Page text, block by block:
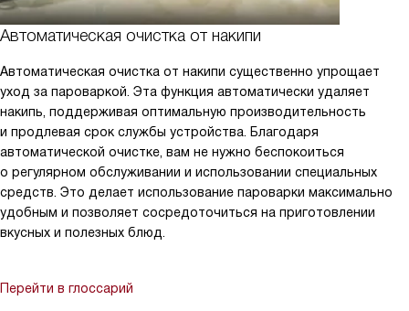
Автоматическая очистка от накипи
Автоматическая очистка от накипи существенно упрощает
уход за пароваркой. Эта функция автоматически удаляет
накипь, поддерживая оптимальную производительность
и продлевая срок службы устройства. Благодаря
автоматической очистке, вам не нужно беспокоиться
о регулярном обслуживании и использовании специальных
средств. Это делает использование пароварки максимально
удобным и позволяет сосредоточиться на приготовлении
вкусных и полезных блюд.
Перейти в глоссарий